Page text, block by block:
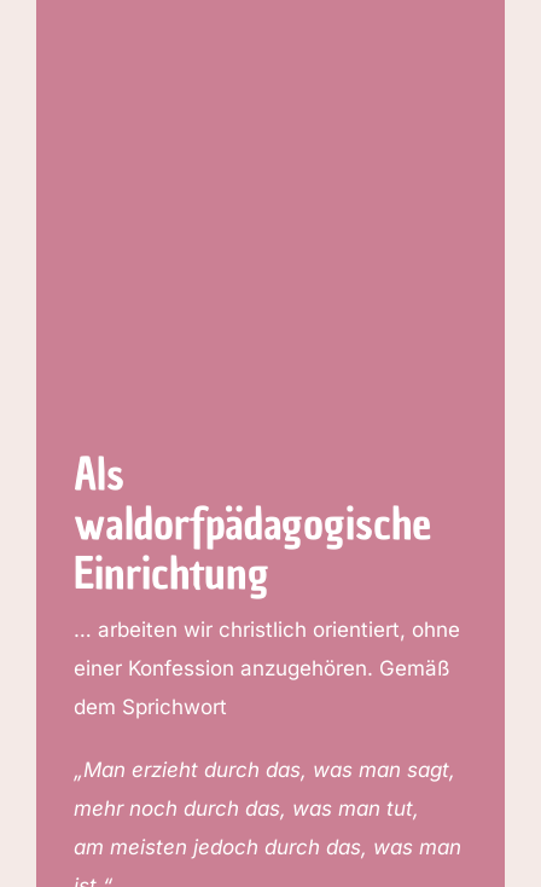
Als
waldorfpädagogische
Einrichtung
… arbeiten wir christlich orientiert, ohne
einer Konfession anzugehören. Gemäß
dem Sprichwort
„Man erzieht durch das, was man sagt,
mehr noch durch das, was man tut,
am meisten jedoch durch das, was man